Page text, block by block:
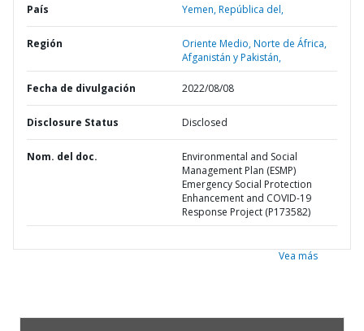
País Yemen,República del,
Región
Oriente Medio, Norte de África,
Afganistán y Pakistán,
Fecha de divulgación 2022/08/08
Disclosure Status Disclosed
Nom. del doc.
Environmental and Social
Management Plan (ESMP)
Emergency Social Protection
Enhancement and COVID-19
Response Project (P173582)
Vea más